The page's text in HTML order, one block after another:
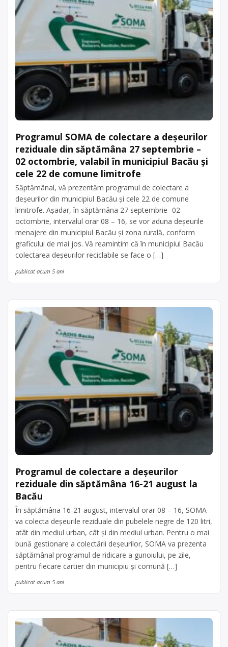
Programul SOMA de colectare a deșeurilor
reziduale din săptămâna 27 septembrie –
02 octombrie, valabil în municipiul Bacău și
cele 22 de comune limitrofe
Săptămânal, vă prezentăm programul de colectare a
deșeurilor din municipiul Bacău și cele 22 de comune
limitrofe. Așadar, în săptămâna 27 septembrie -02
octombrie, intervalul orar 08 – 16, se vor aduna deșeurile
menajere din municipiul Bacău și zona rurală, conform
graficului de mai jos. Vă reamintim că în municipiul Bacău
colectarea deșeurilor reciclabile se face o […]
publicat acum 5 ani
Programul de colectare a deșeurilor
reziduale din săptămâna 16-21 august la
Bacău
În săptămâna 16-21 august, intervalul orar 08 – 16, SOMA
va colecta deșeurile reziduale din pubelele negre de 120 litri,
atât din mediul urban, cât și din mediul urban. Pentru o mai
bună gestionare a colectării deșeurilor, SOMA va prezenta
săptămânal programul de ridicare a gunoiului, pe zile,
pentru fiecare cartier din municipiu și comună […]
publicat acum 5 ani